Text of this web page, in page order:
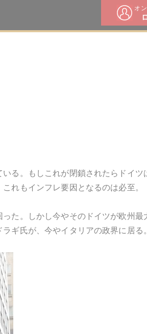
オ
る。もしこれが閉鎖されたらドイツ
れもインフレ要因となるのは必至。
た。しかし今やそのドイツが欧州最
ギ氏が、今やイタリアの政界に居る。